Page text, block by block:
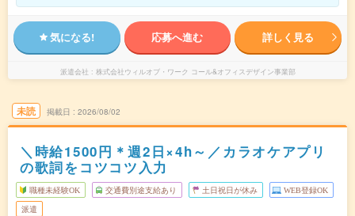
気になる! 応募へ進む 詳しく見る
派遣会社 株式会社ウィルオブ・ワーク コール&オフィスデザイン事業部
未読 掲載日 2026/08/02
＼時給1500円＊週2日×4h～／カラオケアプリ
の歌詞をコツコツ入力
職種未経験OK 交通費別途支給あり 土日祝日が休み WEB登録OK
派遣